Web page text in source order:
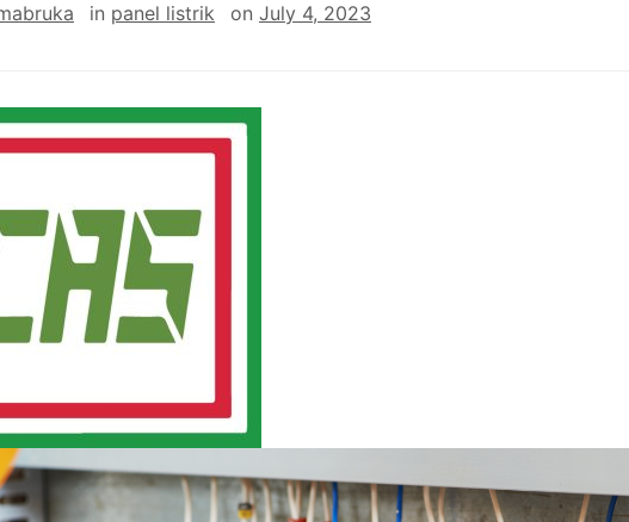
in panel listrik on July 4, 2023